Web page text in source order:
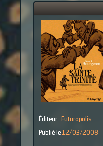
Éditeur : Futuropolis
Publié le 12/03/2008